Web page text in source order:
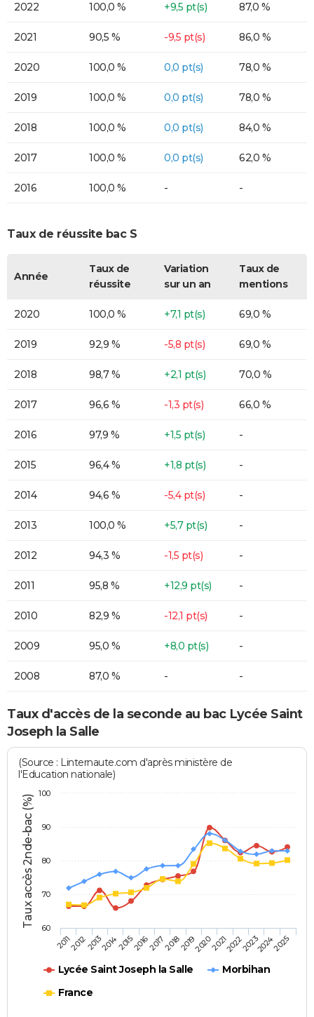
2022 100,0 % +9,5 pt(s) 87,0 %
2021 90,5 % -9,5 pt(s) 86,0 %
2020 100,0 % 0,0 pt(s) 78,0 %
2019 100,0 % 0,0 pt(s) 78,0 %
2018 100,0 % 0,0 pt(s) 84,0 %
2017 100,0 % 0,0 pt(s) 62,0 %
2016 100,0 % - -
Taux de réussite bac S
Année
Taux de
réussite
Variation
sur un an
Taux de
mentions
2020 100,0 % +7,1 pt(s) 69,0 %
2019 92,9 % -5,8 pt(s) 69,0 %
2018 98,7 % +2,1 pt(s) 70,0 %
2017 96,6 % -1,3 pt(s) 66,0 %
2016 97,9 % +1,5 pt(s) -
2015 96,4 % +1,8 pt(s) -
2014 94,6 % -5,4 pt(s) -
2013 100,0 % +5,7 pt(s) -
2012 94,3 % -1,5 pt(s) -
2011 95,8 % +12,9 pt(s) -
2010 82,9 % -12,1 pt(s) -
2009 95,0 % +8,0 pt(s) -
2008 87,0 % - -
Taux d'accès de la seconde au bac Lycée Saint
Joseph la Salle
Taux accès 2nde-bac (%)
(Source : Linternaute.com d'après ministère de
l'Education nationale)
Lycée Saint Joseph la Salle
Morbihan
France
201120122013201420152016201720182019202020212022202320242025
60
70
80
90
100